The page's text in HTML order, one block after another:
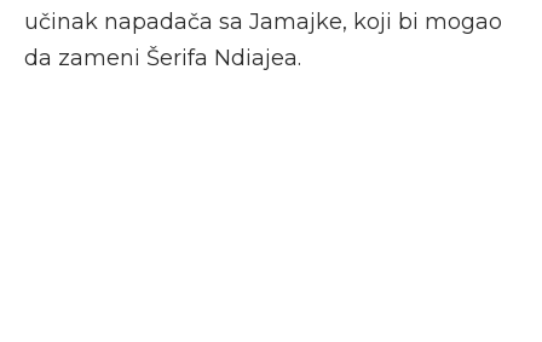
učinak napadača sa Jamajke, koji bi mogao
da zameni Šerifa Ndiajea.